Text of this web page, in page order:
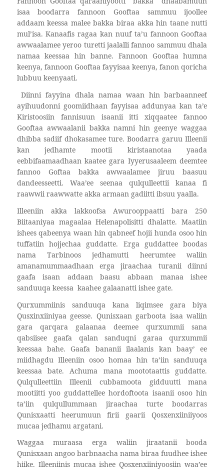
isaa boodarra fannoon Gooftaa sammuu ijoollee
addaam keessa malee bakka biraa akka hin taane nutti
mul’isa. Kanaafis ragaa kan nuuf ta’u fannoon Gooftaa
awwaalamee yeroo turetti jaalalli fannoo sammuu dhala
namaa keessaa hin banne. Fannoon Gooftaa humna
keenya, fannoon Gooftaa fayyisaa keenya, fanon qoricha
lubbuu keenyaati.
Diinni fayyina dhala namaa waan hin barbaanneef
ayihuudonni goomiidhaan fayyisaa addunyaa kan ta’e
Kiristoosiin fannisuun isaanii itti xiqqaatee fannoo
Gooftaa awwaalanii bakka namni hin geenye waggaa
dhibba sadiif dhokasamee ture. Boodarra garuu Illeenii
kan jedhamte mootii kiristaanotaa yaada
eebbifaamaadhaan kaatee gara Iyyerusaaleem deemtee
fannoo Goftaa bakka awwaalamee jiruu baasuu
dandeesseetti. Waa’ee seenaa qulqulleettii kanaa fi
raawwii raawwatte akka armaan gadiitti ibsuu yaalla.
Illeeniin akka lakkoofsa Awurooppaatti bara 250
Biitaaniyaa magaalaa Helenapolisitti dhalatte. Maatiin
ishees qabeenya waan hin qabneef hojii hunda osoo hin
tuffatiin hojjechaa guddatte. Erga guddattee boodas
nama Tarbinoos jedhamutti heerumtee waliin
amanamummaadhaan erga jiraachaa turanii diinni
gaafa isaan addaan baasu abbaan manaa ishee
sanduuqa keessa kaahee galaanatti ishee gate.
Qurxummiinis sanduuqa kana liqimsee gara biya
Qusxinxiiniyaa geesse. Qunisxaan garboota isaa waliin
gara qarqara galaanaa deemee qurxummii sana
qabsiisee gaafa qalan sanduqni garaa qurxummii
keessaa bahe. Gaafa bananii ilaalanis kan baay’ ee
miidhagdu Illeeniin osoo homaa hin ta’iin sanduuqa
keessaa bate. Achuma mana moototaattis guddatte.
Qulqulleettiin Illeenii cubbamoota gidduutti mana
mootiitti yoo guddattellee hordoftoota isaanii osoo hin
ta’iin qulqullummaan jiraachaa turte boodarras
Qunisxaatti heerumuun firii gaarii Qosxenxiiniiyoos
mucaa jedhamu argatani.
Waggaa muraasa erga waliin jiraatanii booda
Qunisxaan angoo barbnaacha nama biraa fuudhee ishee
hiike. Illeeniinis mucaa ishee Qosxenxiiniyoosiin waa’ee